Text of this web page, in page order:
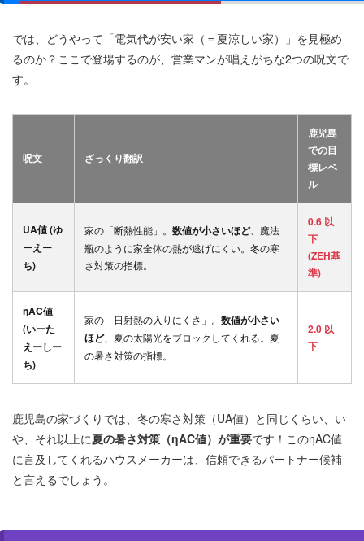
では、どうやって「電気代が安い家（＝夏涼しい家）」を見極め
るのか？ここで登場するのが、営業マンが唱えがちな2つの呪文で
す。
呪文 ざっくり翻訳
鹿児島
での目
標レベ
ル
UA値 (ゆ
ーえー
ち)
家の「断熱性能」。 数値が小さいほど、魔法
瓶のように家全体の熱が逃げにくい。冬の寒
さ対策の指標。
0.6 以
下
(ZEH基
準)
ηAC値
(いーた
えーしー
ち)
家の「日射熱の入りにくさ」。 数値が小さい
ほど、夏の太陽光をブロックしてくれる。夏
の暑さ対策の指標。
2.0 以
下
鹿児島の家づくりでは、冬の寒さ対策（UA値）と同じくらい、い
や、それ以上に夏の暑さ対策（ηAC値）が重要です！このηAC値
に言及してくれるハウスメーカーは、信頼できるパートナー候補
と言えるでしょう。